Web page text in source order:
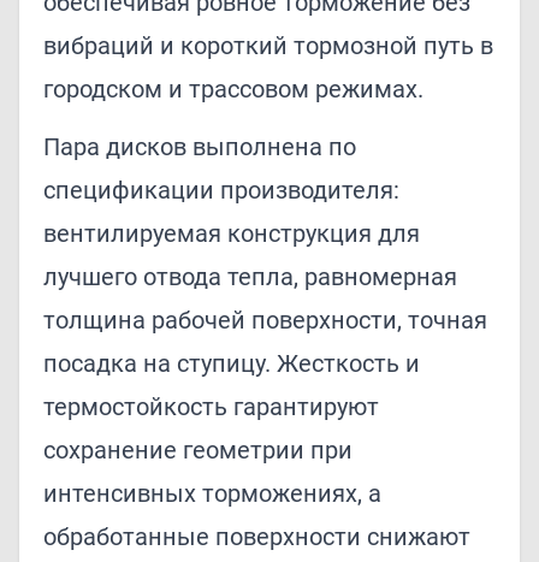
вибраций и короткий тормозной путь в
городском и трассовом режимах.
Пара дисков выполнена по
спецификации производителя:
вентилируемая конструкция для
лучшего отвода тепла, равномерная
толщина рабочей поверхности, точная
посадка на ступицу. Жесткость и
термостойкость гарантируют
сохранение геометрии при
интенсивных торможениях, а
обработанные поверхности снижают